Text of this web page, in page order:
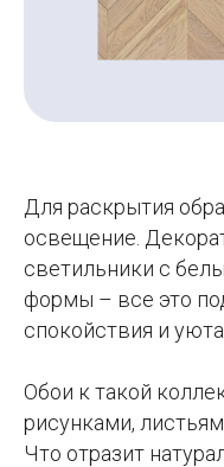
Для раскрытия
освещение.
светильники с
формы – все это
спокойствия и уюта.
Обои к такой
рисунками,
Что отразит